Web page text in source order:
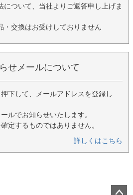
について、当社よりご返答申し上げま
交換はお受けしておりません
せメールについて
下して、メールアドレスを登録し
ルでお知らせいたします。
定するものではありません。
詳しくはこちら